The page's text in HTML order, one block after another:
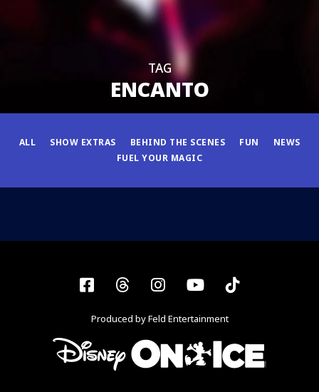
TAG
ENCANTO
ALL SHOW EXTRAS BEHIND THE SCENES FUN
NEWS
FUEL YOUR MAGIC
Facebook
ThreadsInstagram
YouTubeTiktok
Produced by Feld Entertainment